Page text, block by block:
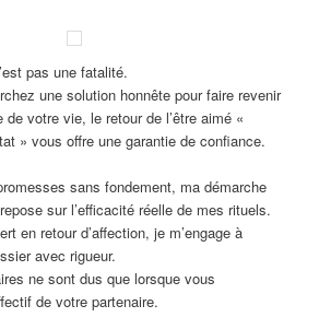
pas une fatalité.
une solution honnête pour faire revenir
de votre vie, le retour de l’être aimé «
» vous offre une garantie de confiance.
sans fondement, ma démarche
sur l’efficacité réelle de mes rituels.
en retour d’affection, je m’engage à
avec rigueur.
ne sont dus que lorsque vous
de votre partenaire.